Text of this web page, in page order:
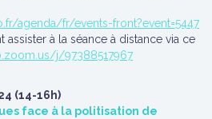
agenda/fr/events-front?event=5447
à la séance à distance via ce
j/97388517967
(14-16h)
face à la politisation de